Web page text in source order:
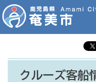
クルーズ客船